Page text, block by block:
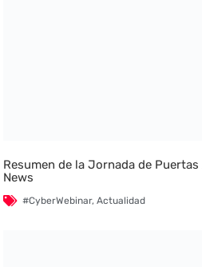
Resumen de la Jornada de
News
#CyberWebinar,Actualidad